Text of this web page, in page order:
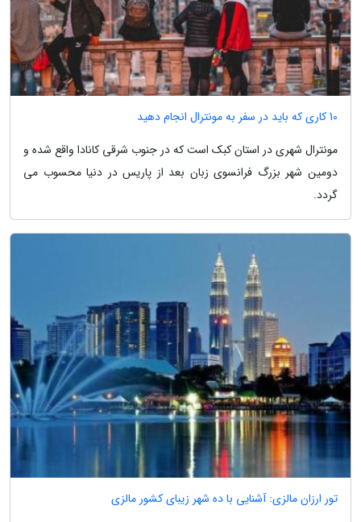
10 کاری که باید در سفر به مونترال انجام دهید
مونترال شهری در استان کبک است که در جنوب شرقی کانادا واقع شده و
دومین شهر بزرگ فرانسوی زبان بعد از پاریس در دنیا محسوب می
گردد.
تور ارزان مالزی: آشنایی با ده شهر زیبای کشور مالزی